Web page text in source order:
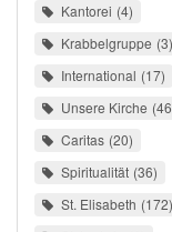
Kantorei 4
Krabbelgruppe 3
International 17
Unsere Kirche 46
Caritas 20
Spiritualität 36
St. Elisabeth 172